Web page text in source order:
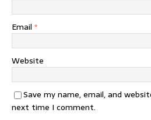
Email *
Website
Save my name, email, and
next time I comment.